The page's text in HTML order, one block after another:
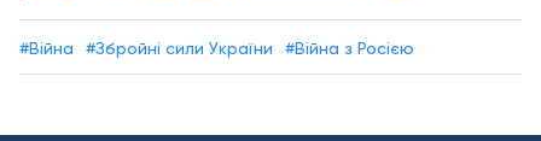
#Війна #Збройні сили України #Війна з Росією